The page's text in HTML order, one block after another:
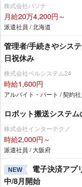
株式会社パソナ
月給20万4,200円～
派遣社員 / 北海道
管理者/手続きやシス
日祝休み
株式会社ベルシステム24
時給1,600円
アルバイト・パート / 契約
ロボット搬送システ
株式会社インターテクノ
時給2,000円～
派遣社員 / 大阪府
NEW
電子決済アプ
中/8月開始